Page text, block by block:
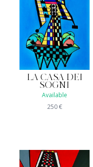
LA CASA DEI
SOGNI
Available
250€